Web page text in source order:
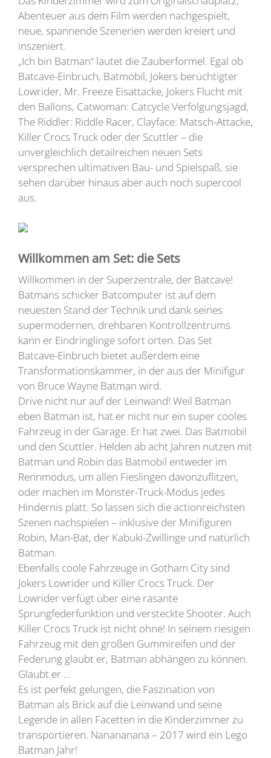
Abenteuer aus dem Film werden nachgespielt,
neue, spannende Szenerien werden kreiert und
inszeniert.
„Ich bin Batman“ lautet die Zauberformel. Egal ob
Batcave-Einbruch, Batmobil, Jokers berüchtigter
Lowrider, Mr. Freeze Eisattacke, Jokers Flucht mit
den Ballons, Catwoman: Catcycle Verfolgungsjagd,
The Riddler: Riddle Racer, Clayface: Matsch-Attacke,
Killer Crocs Truck oder der Scuttler – die
unvergleichlich detailreichen neuen Sets
versprechen ultimativen Bau- und Spielspaß, sie
sehen darüber hinaus aber auch noch supercool
aus.
Willkommen am Set: die Sets
Willkommen in der Superzentrale, der Batcave!
Batmans schicker Batcomputer ist auf dem
neuesten Stand der Technik und dank seines
supermodernen, drehbaren Kontrollzentrums
kann er Eindringlinge sofort orten. Das Set
Batcave-Einbruch bietet außerdem eine
Transformationskammer, in der aus der Minifigur
von Bruce Wayne Batman wird.
Drive nicht nur auf der Leinwand! Weil Batman
eben Batman ist, hat er nicht nur ein super cooles
Fahrzeug in der Garage. Er hat zwei. Das Batmobil
und den Scuttler. Helden ab acht Jahren nutzen mit
Batman und Robin das Batmobil entweder im
Rennmodus, um allen Fieslingen davonzuflitzen,
oder machen im Monster-Truck-Modus jedes
Hindernis platt. So lassen sich die actionreichsten
Szenen nachspielen – inklusive der Minifiguren
Robin, Man-Bat, der Kabuki-Zwillinge und natürlich
Batman.
Ebenfalls coole Fahrzeuge in Gotham City sind
Jokers Lowrider und Killer Crocs Truck. Der
Lowrider verfügt über eine rasante
Sprungfederfunktion und versteckte Shooter. Auch
Killer Crocs Truck ist nicht ohne! In seinem riesigen
Fahrzeug mit den großen Gummireifen und der
Federung glaubt er, Batman abhängen zu können.
Glaubt er …
Es ist perfekt gelungen, die Faszination von
Batman als Brick auf die Leinwand und seine
Legende in allen Facetten in die Kinderzimmer zu
transportieren. Nanananana – 2017 wird ein Lego
Batman Jahr!